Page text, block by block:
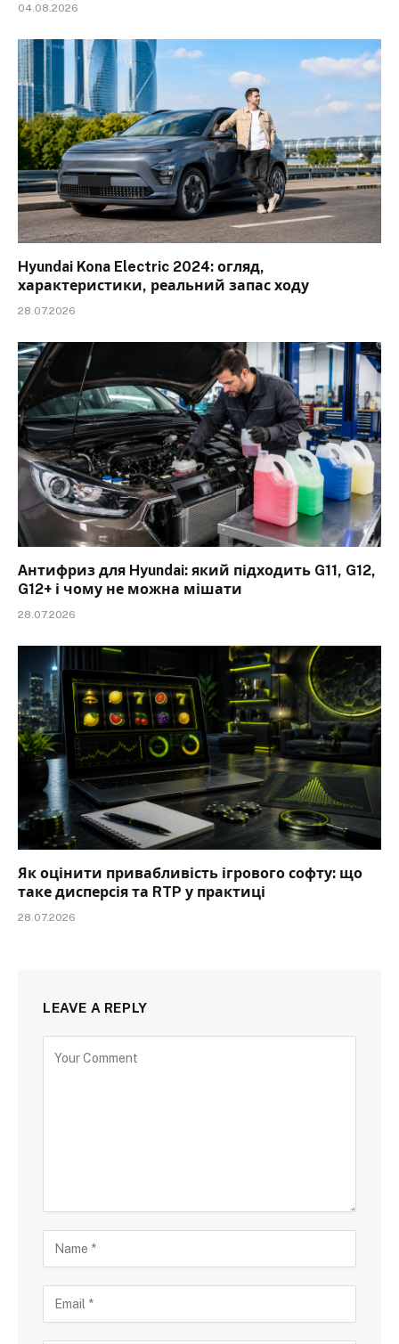
04.08.2026
Hyundai Kona Electric 2024: огляд,
характеристики, реальний запас ходу
28.07.2026
Антифриз для Hyundai: який підходить G11, G12,
G12+ і чому не можна мішати
28.07.2026
Як оцінити привабливість ігрового софту: що
таке дисперсія та RTP у практиці
28.07.2026
LEAVE A REPLY